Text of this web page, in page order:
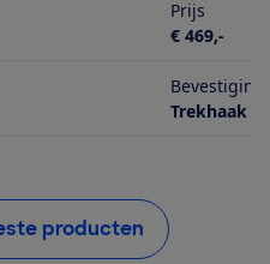
Prijs
€ 469,-
Trekhaak
producten